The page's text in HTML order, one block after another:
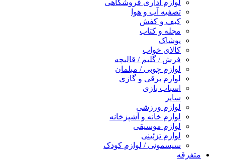
لوازم اداری فروشگاهی
تصفیه آب و هوا
کیف و کفش
مجله و کتاب
پوشاک
کالای خواب
فرش / گلیم / قالیچه
لوازم چوبی / مبلمان
لوازم برقی و گازی
اسباب بازی
سایر
لوازم ورزشی
لوازم خانه و آشپزخانه
لوازم موسیقی
لوازم تزئینی
سیسمونی / لوازم کودک
متفرقه